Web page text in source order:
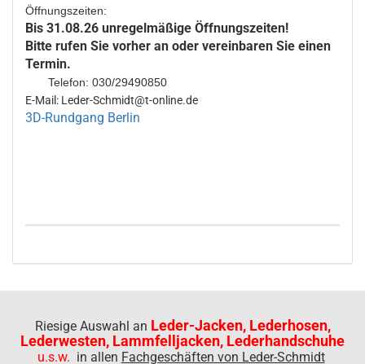
Öffnungszeiten:
Bis 31.08.26 unregelmäßige Öffnungszeiten!
Bitte rufen Sie vorher an oder vereinbaren Sie einen
Termin.
Telefon: 030/29490850
E-Mail: Leder-Schmidt@t-online.de
3D-Rundgang Berlin
Riesige Auswahl an Leder-Jacken, Lederhosen,
Lederwesten, Lammfelljacken, Lederhandschuhe
u.s.w. in allen Fachgeschäften von Leder-Schmidt